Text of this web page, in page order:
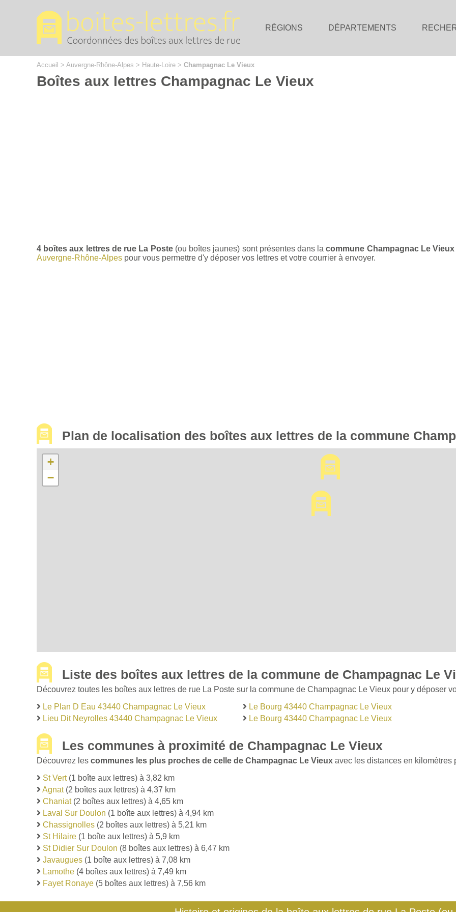
RÉGIONS DÉPARTEMENTS
Accueil > Auvergne-Rhône-Alpes > Haute-Loire > Champagnac Le Vieux
Boîtes aux lettres Champagnac Le Vieux
4 boîtes aux lettres de rue La Poste(ou boîtes jaunes) sont présentes dans lacommune Champagnac Le Vieux
Auvergne-Rhône-Alpes pour vous permettre d'y déposer vos lettres et votre courrier à envoyer.
Plan de localisation des boîtes aux lettres de la commune
+
−
Liste des boîtes aux lettres de la commune de Champagnac Le
Découvrez toutes les boîtes aux lettres de rue La Poste sur la commune de Champagnac Le Vieux pour y déposer
Le Plan D Eau 43440 Champagnac Le Vieux
Lieu Dit Neyrolles 43440 Champagnac Le Vieux
Le Bourg 43440 Champagnac Le Vieux
Le Bourg 43440 Champagnac Le Vieux
Les communes à proximité de Champagnac Le Vieux
Découvrez les communes les plus proches de celle de Champagnac Le Vieux avec les distances en kilomètres
St Vert(1 boîte aux lettres) à 3,82 km
Agnat(2 boîtes aux lettres) à 4,37 km
Chaniat(2 boîtes aux lettres) à 4,65 km
Laval Sur Doulon (1 boîte aux lettres) à 4,94 km
Chassignolles (2 boîtes aux lettres) à 5,21 km
St Hilaire (1 boîte aux lettres) à 5,9 km
St Didier Sur Doulon (8 boîtes aux lettres) à 6,47 km
Javaugues (1 boîte aux lettres) à 7,08 km
Lamothe (4 boîtes aux lettres) à 7,49 km
Fayet Ronaye (5 boîtes aux lettres) à 7,56 km